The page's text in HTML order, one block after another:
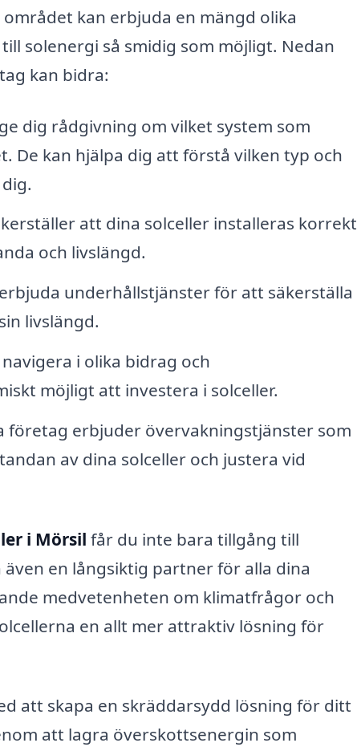
kan erbjuda en mängd olika
solenergi så smidig som möjligt. Nedan
kan bidra:
dig rådgivning om vilket system som
De kan hjälpa dig att förstå vilken typ och
att dina solceller installeras korrekt
och livslängd.
underhållstjänster för att säkerställa
livslängd.
i olika bidrag och
möjligt att investera i solceller.
företag erbjuder övervakningstjänster som
av dina solceller och justera vid
i Mörsil får du inte bara tillgång till
en långsiktig partner för alla dina
medvetenheten om klimatfrågor och
en allt mer attraktiv lösning för
att skapa en skräddarsydd lösning för ditt
att lagra överskottsenergin som